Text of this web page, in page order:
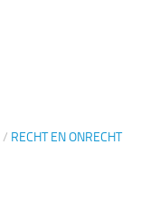
/ RECHT EN ONRECHT